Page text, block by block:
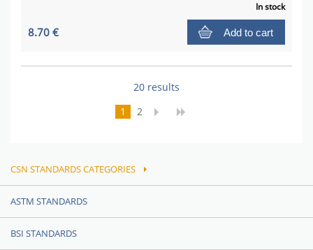
In stock
8.70 € Add to cart
20 results
1
2
CSN STANDARDS CATEGORIES
ASTM STANDARDS
BSI STANDARDS